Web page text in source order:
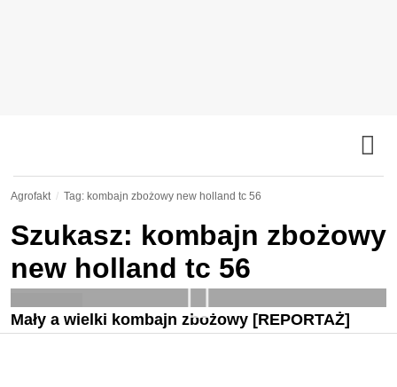
Agrofakt Tag: kombajn zbożowy new holland tc 56
Szukasz: kombajn zbożowy
new holland tc 56
Mały a wielki kombajn zbożowy [REPORTAŻ]